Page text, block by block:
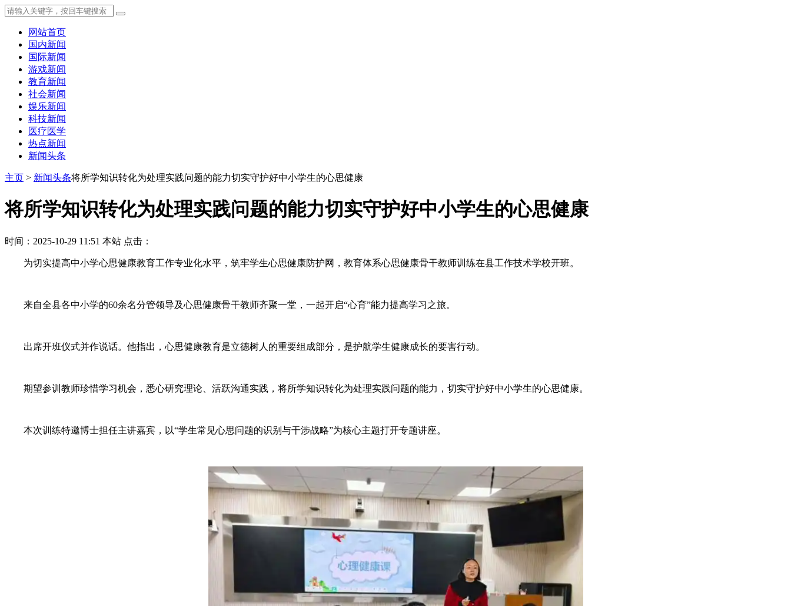
网站首页
国内新闻
国际新闻
游戏新闻
教育新闻
社会新闻
娱乐新闻
科技新闻
医疗医学
热点新闻
新闻头条
主页 > 新闻头条将所学知识转化为处理实践问题的能力切实守护好中小学生的心思健康
将所学知识转化为处理实践问题的能力切实守护好中小学生的心思健康
时间：2025-10-29 11:51 本站 点击：
为切实提高中小学心思健康教育工作专业化水平，筑牢学生心思健康防护网，教育体系心思健康骨干教师训练在县工作技术学校开班。
来自全县各中小学的60余名分管领导及心思健康骨干教师齐聚一堂，一起开启“心育”能力提高学习之旅。
出席开班仪式并作说话。他指出，心思健康教育是立德树人的重要组成部分，是护航学生健康成长的要害行动。
期望参训教师珍惜学习机会，悉心研究理论、活跃沟通实践，将所学知识转化为处理实践问题的能力，切实守护好中小学生的心思健康。
本次训练特邀博士担任主讲嘉宾，以“学生常见心思问题的识别与干涉战略”为核心主题打开专题讲座。